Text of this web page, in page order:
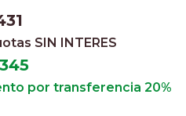
SIN INTERES
por transferencia 20%